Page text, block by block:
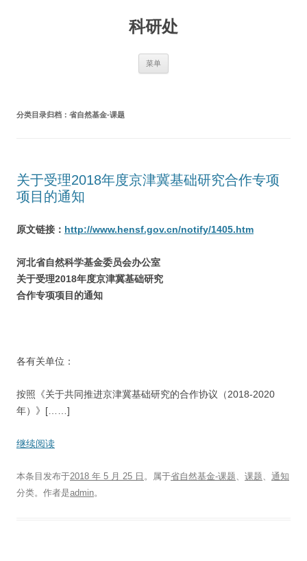
科研处
菜单
分类目录归档： 省自然基金-课题
关于受理2018年度京津冀基础研究合作专项
项目的通知
原文链接： http://www.hensf.gov.cn/notify/1405.htm
河北省自然科学基金委员会办公室
关于受理2018年度京津冀基础研究
合作专项项目的通知
各有关单位：
按照《关于共同推进京津冀基础研究的合作协议（2018-2020
年）》[……]
继续阅读
本条目发布于2018 年 5 月 25 日 。属于省自然基金-课题、 课题、 通知
分类。 作者是admin。